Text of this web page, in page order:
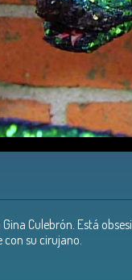
Culebrón. Está
su cirujano.